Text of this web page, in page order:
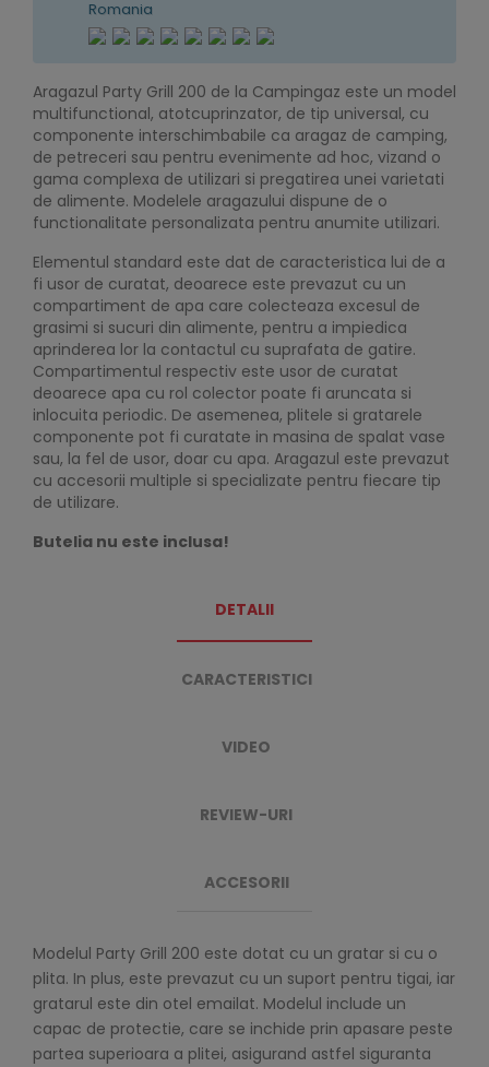
Romania
Aragazul Party Grill 200 de la Campingaz este un model
multifunctional, atotcuprinzator, de tip universal, cu
componente interschimbabile ca aragaz de camping,
de petreceri sau pentru evenimente ad hoc, vizand o
gama complexa de utilizari si pregatirea unei varietati
de alimente. Modelele aragazului dispune de o
functionalitate personalizata pentru anumite utilizari.
Elementul standard este dat de caracteristica lui de a
fi usor de curatat, deoarece este prevazut cu un
compartiment de apa care colecteaza excesul de
grasimi si sucuri din alimente, pentru a impiedica
aprinderea lor la contactul cu suprafata de gatire.
Compartimentul respectiv este usor de curatat
deoarece apa cu rol colector poate fi aruncata si
inlocuita periodic. De asemenea, plitele si gratarele
componente pot fi curatate in masina de spalat vase
sau, la fel de usor, doar cu apa. Aragazul este prevazut
cu accesorii multiple si specializate pentru fiecare tip
de utilizare.
Butelia nu este inclusa!
DETALII
CARACTERISTICI
VIDEO
REVIEW-URI
ACCESORII
Modelul Party Grill 200 este dotat cu un gratar si cu o
plita. In plus, este prevazut cu un suport pentru tigai, iar
gratarul este din otel emailat. Modelul include un
capac de protectie, care se inchide prin apasare peste
partea superioara a plitei, asigurand astfel siguranta